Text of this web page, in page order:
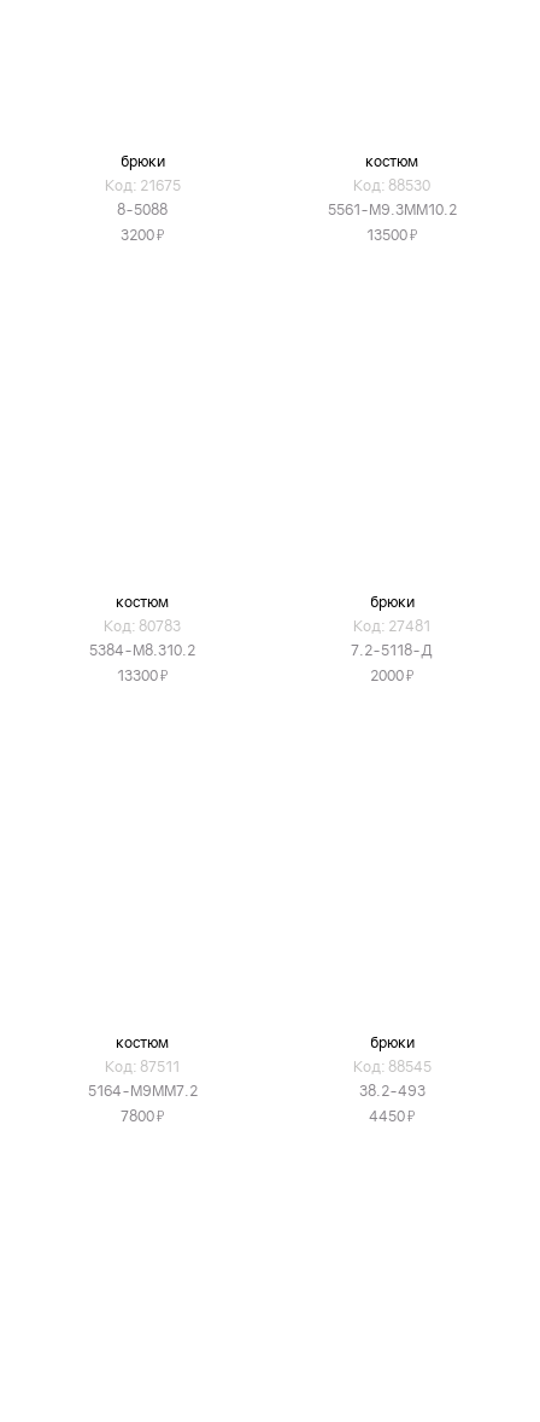
брюки
Код: 21675
8-5088
3200Я
костюм
Код: 88530
5561-М9.3ММ10.2
13500Я
костюм
Код: 80783
5384-М8.310.2
13300Я
брюки
Код: 27481
7.2-5118-Д
2000Я
костюм
Код: 87511
5164-М9ММ7.2
7800Я
брюки
Код: 88545
38.2-493
4450Я